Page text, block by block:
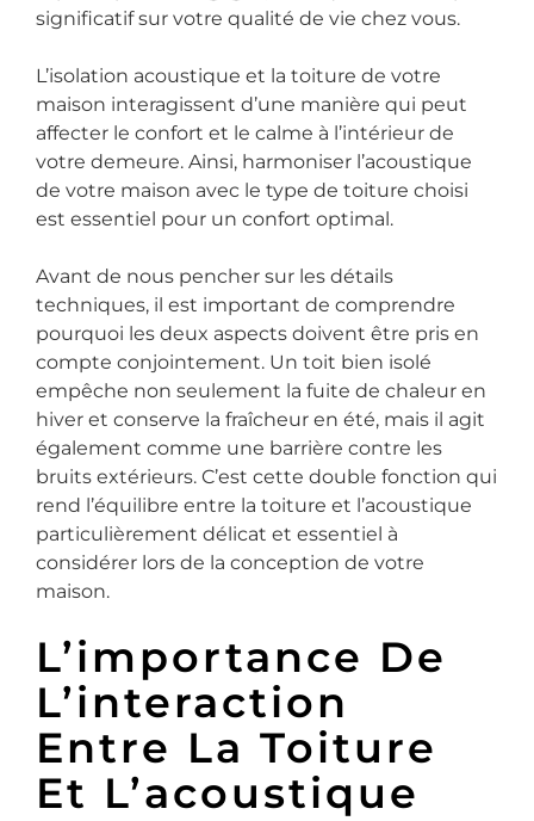
significatif sur votre qualité de vie chez vous.
L’isolation acoustique et la toiture de votre
maison interagissent d’une manière qui peut
affecter le confort et le calme à l’intérieur de
votre demeure. Ainsi, harmoniser l’acoustique
de votre maison avec le type de toiture choisi
est essentiel pour un confort optimal.
Avant de nous pencher sur les détails
techniques, il est important de comprendre
pourquoi les deux aspects doivent être pris en
compte conjointement. Un toit bien isolé
empêche non seulement la fuite de chaleur en
hiver et conserve la fraîcheur en été, mais il agit
également comme une barrière contre les
bruits extérieurs. C’est cette double fonction qui
rend l’équilibre entre la toiture et l’acoustique
particulièrement délicat et essentiel à
considérer lors de la conception de votre
maison.
L’importance De
L’interaction
Entre La Toiture
Et L’acoustique